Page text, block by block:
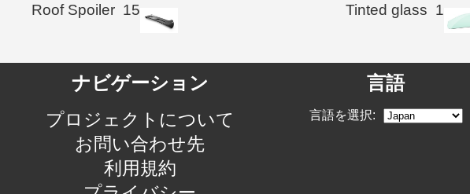
Roof Spoiler 15 Tinted glass 1
ナビゲーション
プロジェクトについて
お問い合わせ先
利用規約
言語
言語を選択: